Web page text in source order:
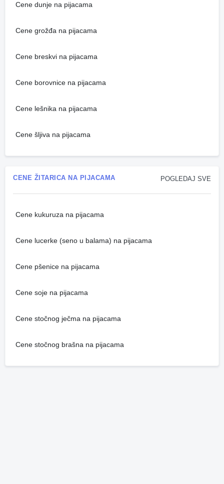
Cene dunje na pijacama
Cene grožđa na pijacama
Cene breskvi na pijacama
Cene borovnice na pijacama
Cene lešnika na pijacama
Cene šljiva na pijacama
POGLEDAJ SVE
CENE ŽITARICA NA PIJACAMA
Cene kukuruza na pijacama
Cene lucerke (seno u balama) na pijacama
Cene pšenice na pijacama
Cene soje na pijacama
Cene stočnog ječma na pijacama
Cene stočnog brašna na pijacama